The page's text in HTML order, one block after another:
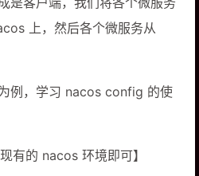
上，然后各个微服务从
例，学习 nacos config 的使
有的 nacos 环境即可】